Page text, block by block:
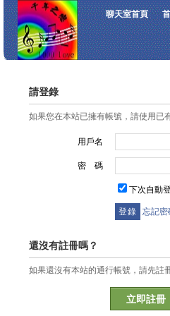
聊天室首頁
請登錄
如果您在本站已擁有帳號，請使用已
用戶名
密 碼
下次自動
忘記密
還沒有註冊嗎？
如果還沒有本站的通行帳號，請先註
立即註冊